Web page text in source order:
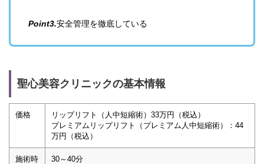
Point3.安全管理を徹底している
聖心美容クリニックの基本情報
価格
リップリフト（人中短縮術）33万円（税込）
プレミアムリップリフト（プレミアム人中短縮術）：44
万円（税込）
施術時
30～40分